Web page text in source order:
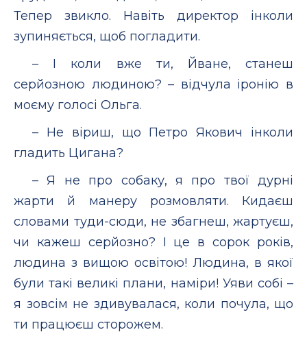
Тепер звикло. Навіть директор інколи
зупиняється, щоб погладити.
– І коли вже ти, Йване, станеш
серйозною людиною? – відчула іронію в
моєму голосі Ольга.
– Не віриш, що Петро Якович інколи
гладить Цигана?
– Я не про собаку, я про твої дурні
жарти й манеру розмовляти. Кидаєш
словами туди-сюди, не збагнеш, жартуєш,
чи кажеш серйозно? І це в сорок років,
людина з вищою освітою! Людина, в якої
були такі великі плани, наміри! Уяви собі –
я зовсім не здивувалася, коли почула, що
ти працюєш сторожем.